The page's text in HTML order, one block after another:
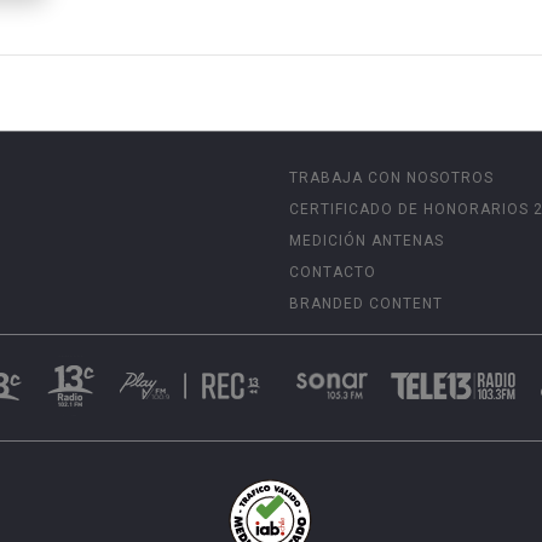
TRABAJA CON NOSOTROS
CERTIFICADO DE HONORARIOS
MEDICIÓN ANTENAS
CONTACTO
BRANDED CONTENT